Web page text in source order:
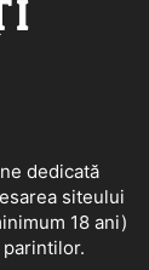
dedicată
siteului
18 ani)